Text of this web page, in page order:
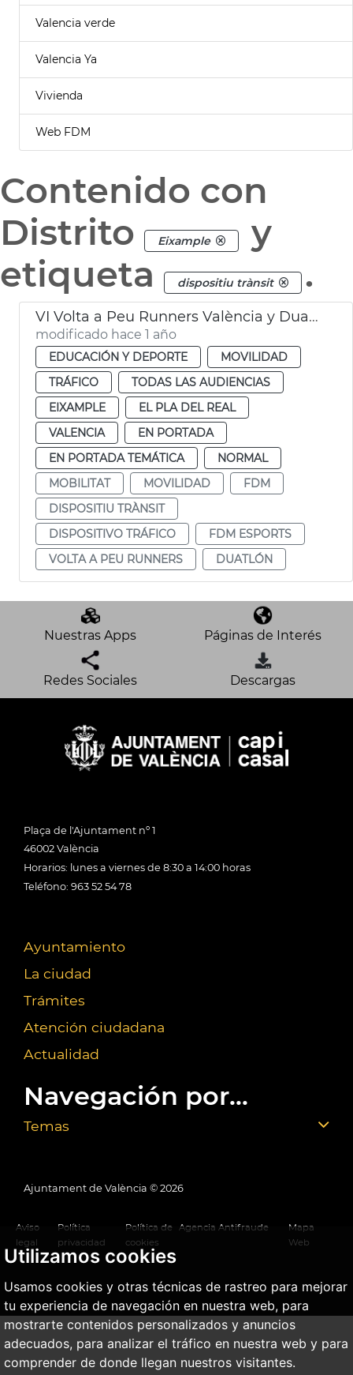
Utilizamos cookies
Usamos cookies y otras técnicas de rastreo para mejorar
tu experiencia de navegación en nuestra web, para
mostrarte contenidos personalizados y anuncios
adecuados, para analizar el tráfico en nuestra web y para
comprender de donde llegan nuestros visitantes.
Valencia verde
Valencia Ya
Vivienda
Web FDM
Contenido con
Distrito
Eixample
y
etiqueta
dispositiu trànsit .
VI Volta a Peu Runners València y Duatlon by Mtri València
modificado hace 1 año
EDUCACIÓN Y DEPORTE
MOVILIDAD
TRÁFICO
TODAS LAS AUDIENCIAS
EIXAMPLE
EL PLA DEL REAL
VALENCIA
EN PORTADA
EN PORTADA TEMÁTICA
NORMAL
MOBILITAT
MOVILIDAD
FDM
DISPOSITIU TRÀNSIT
DISPOSITIVO TRÁFICO
FDM ESPORTS
VOLTA A PEU RUNNERS
DUATLÓN
Nuestras Apps Páginas de Interés
Redes Sociales Descargas
Plaça de l'Ajuntament nº 1
46002 València
Horarios: lunes a viernes de 8:30 a 14:00 horas
Teléfono: 963 52 54 78
Ayuntamiento
La ciudad
Trámites
Atención ciudadana
Actualidad
Navegación por...
Temas
Ajuntament de València © 2026
Aviso
legal
Política
privacidad
Política de
cookies
Agencia Antifraude
Mapa
Web